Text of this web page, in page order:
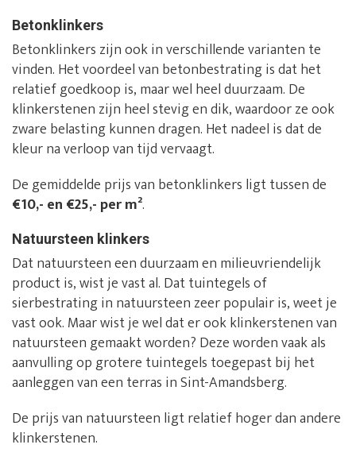
Betonklinkers
Betonklinkers zijn ook in verschillende varianten te
vinden. Het voordeel van betonbestrating is dat het
relatief goedkoop is, maar wel heel duurzaam. De
klinkerstenen zijn heel stevig en dik, waardoor ze ook
zware belasting kunnen dragen. Het nadeel is dat de
kleur na verloop van tijd vervaagt.
De gemiddelde prijs van betonklinkers ligt tussen de
€10,- en €25,- per m².
Natuursteen klinkers
Dat natuursteen een duurzaam en milieuvriendelijk
product is, wist je vast al. Dat tuintegels of
sierbestrating in natuursteen zeer populair is, weet je
vast ook. Maar wist je wel dat er ook klinkerstenen van
natuursteen gemaakt worden? Deze worden vaak als
aanvulling op grotere tuintegels toegepast bij het
aanleggen van een terras in Sint-Amandsberg.
De prijs van natuursteen ligt relatief hoger dan andere
klinkerstenen.